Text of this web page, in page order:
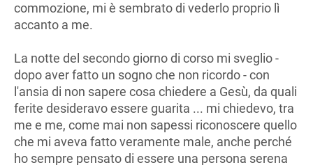
commozione, mi è sembrato di vederlo proprio lì
accanto a me.
La notte del secondo giorno di corso mi sveglio -
dopo aver fatto un sogno che non ricordo - con
l'ansia di non sapere cosa chiedere a Gesù, da quali
ferite desideravo essere guarita ... mi chiedevo, tra
me e me, come mai non sapessi riconoscere quello
che mi aveva fatto veramente male, anche perché
ho sempre pensato di essere una persona serena